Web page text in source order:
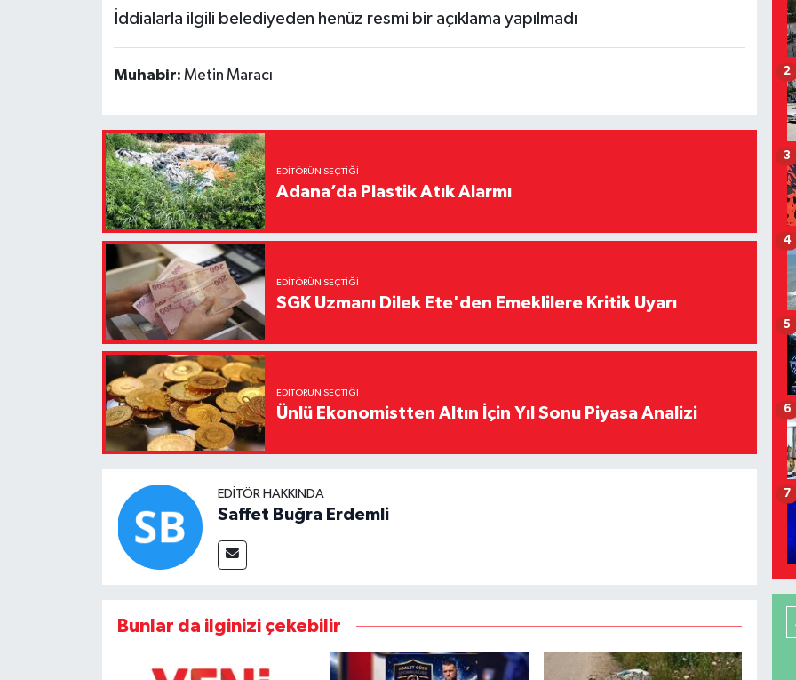
İddialarla ilgili belediyeden henüz resmi bir açıklama yapılmadı
Muhabir: Metin Maracı
EDITÖRÜN SEÇTIĞI
Adana’da Plastik Atık Alarmı
EDITÖRÜN SEÇTIĞI
SGK Uzmanı Dilek Ete'den Emeklilere Kritik Uyarı
EDITÖRÜN SEÇTIĞI
Ünlü Ekonomistten Altın İçin Yıl Sonu Piyasa Analizi
EDITÖR HAKKINDA
Saffet Buğra Erdemli
Bunlar da ilginizi çekebilir
2
3
4
5
6
7